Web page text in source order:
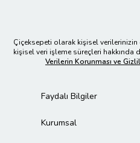
Çiçeksepeti olarak kişisel
kişisel veri işleme süreçleri hakkında
Verilerin Korunması ve
Faydalı Bilgiler
Kurumsal